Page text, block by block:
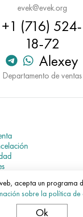
evek@evek.org
+1 (716) 524-
18-72
Alexey
Departamento de ventas
GmbH»
de la web sin
acepta un programa
sobre la política de
Ok
S45000
1.0765
40NiCrMo7
36hnm
5
1035
3135